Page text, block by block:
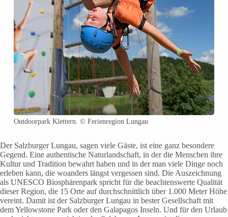
Outdoorpark Klettern. © Ferienregion Lungau
Der Salzburger Lungau, sagen viele Gäste, ist eine ganz besondere
Gegend. Eine authentische Naturlandschaft, in der die Menschen ihre
Kultur und Tradition bewahrt haben und in der man viele Dinge noch
erleben kann, die woanders längst vergessen sind. Die Auszeichnung
als UNESCO Biosphärenpark spricht für die beachtenswerte Qualität
dieser Region, die 15 Orte auf durchschnittlich über 1.000 Meter Höhe
vereint. Damit ist der Salzburger Lungau in bester Gesellschaft mit
dem Yellowstone Park oder den Galapagos Inseln. Und für den Urlaub